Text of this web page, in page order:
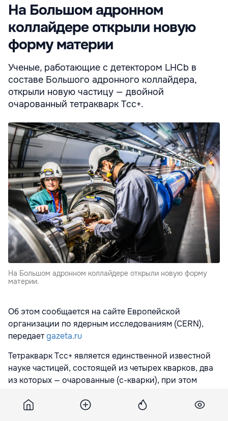
На Большом адронном
коллайдере открыли новую
форму материи
Ученые, работающие с детектором LHCb в
составе Большого адронного коллайдера,
открыли новую частицу — двойной
очарованный тетракварк Tcc+.
На Большом адронном коллайдере открыли новую форму
материи.
Об этом сообщается на сайте Европейской
организации по ядерным исследованиям (CERN),
передаетgazeta.ru
Тетракварк Tcс+ является единственной известной
науке частицей, состоящей из четырех кварков, два
из которых — очарованные (с-кварки), при этом
Очарованием называется аромат – квантовое число,